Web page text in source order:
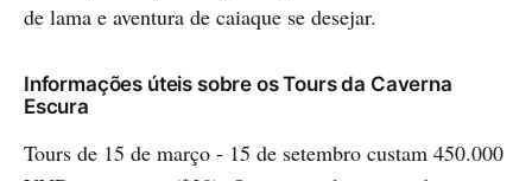
de lama e aventura de caiaque se desejar.
Informações úteis sobre os Tours da Caverna
Escura
Tours de 15 de março - 15 de setembro custam 450.000